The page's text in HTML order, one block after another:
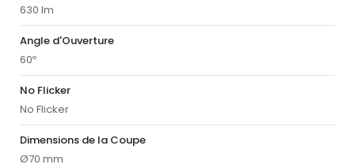
630 lm
Angle d'Ouverture
60º
No Flicker
No Flicker
Dimensions de la Coupe
Ø70 mm